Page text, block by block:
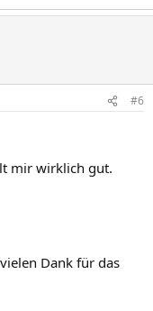
#6
mir wirklich gut.
Dank für das